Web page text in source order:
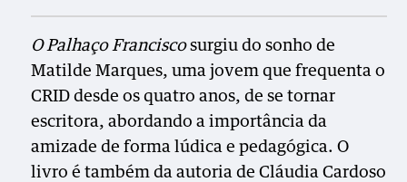
O Palhaço Franciscosurgiu do sonho de
Matilde Marques, uma jovem que frequenta o
CRID desde os quatro anos, de se tornar
escritora, abordando a importância da
amizade de forma lúdica e pedagógica. O
livro é também da autoria de Cláudia Cardoso